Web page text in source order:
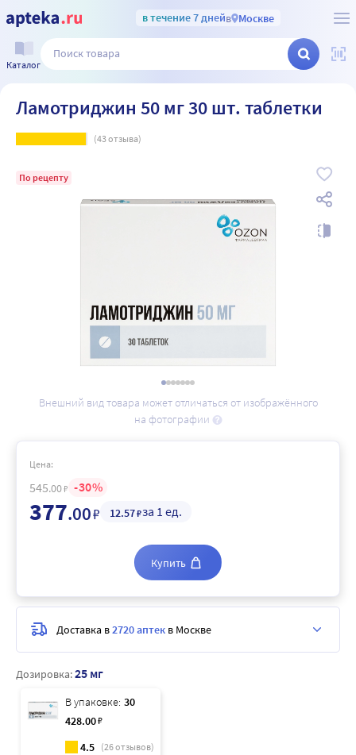
в течение 7 днейв Москве
Каталог
Ламотриджин 50 мг 30 шт. таблетки
(43отзыва)
По рецепту
Внешний вид товара может отличаться от изображённого
на фотографии
Дозировка:25 мг
В упаковке: 30
428.00₽
4.5 (26отзывов)
Цена:
545.00₽ 30
377.00₽ 12.57₽за 1 ед.
Купить
Доставка в2720 аптек в Москве